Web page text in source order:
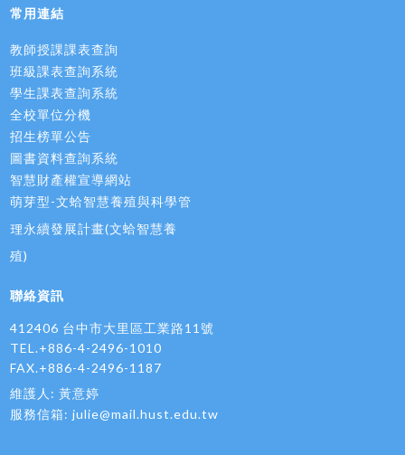
常用連結
教師授課課表查詢
班級課表查詢系統
學生課表查詢系統
全校單位分機
招生榜單公告
圖書資料查詢系統
智慧財產權宣導網站
萌芽型-文蛤智慧養殖與科學管
理永續發展計畫(文蛤智慧養
殖)
聯絡資訊
412406 台中市大里區工業路11號
TEL.+886-4-2496-1010
FAX.+886-4-2496-1187
維護人: 黃意婷
服務信箱:julie@mail.hust.edu.tw